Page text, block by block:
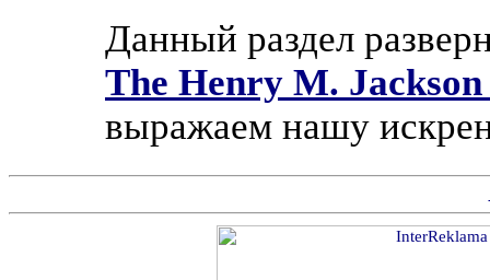
Данный раздел
The Henry M.
выражаем нашу